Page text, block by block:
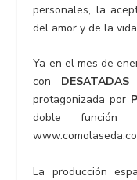
personales, la
del amor y de la
Ya en el mes de
con
protagonizada por
doble
La producción